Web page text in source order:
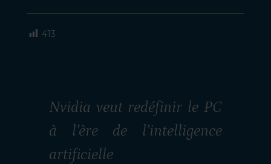
413
Nvidia veut redéfinir le PC
à l’ère de l’intelligence
artificielle